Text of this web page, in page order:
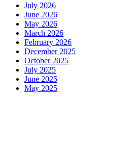
July 2026
June 2026
May 2026
March 2026
February 2026
December 2025
October 2025
July 2025
June 2025
May 2025